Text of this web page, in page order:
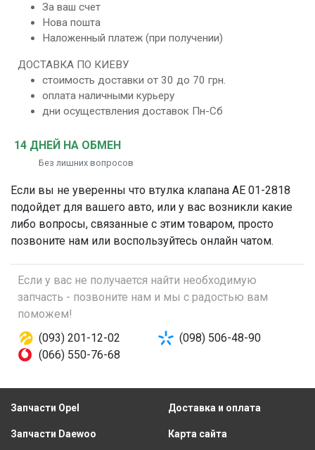
За ваш счет
Нова пошта
Наложенный платеж (при получении)
ДОСТАВКА ПО КИЕВУ
стоимость доставки от 30 до 70 грн.
оплата наличными курьеру
дни осуществления доставок Пн-Сб
14 ДНЕЙ НА ОБМЕН
Без лишних вопросов
Если вы не уверенны что втулка клапана AE 01-2818
подойдет для вашего авто, или у вас возникли какие
либо вопросы, связанные с этим товаром, просто
позвоните нам или воспользуйтесь онлайн чатом.
Если у вас не получается найти необходимую
запчасть - позвоните нам и мы с радостью вам
поможем!
(093) 201-12-02
(098) 506-48-90
(066) 550-76-68
Запчасти Opel
Запчасти Daewoo
Доставка и оплата
Карта сайта